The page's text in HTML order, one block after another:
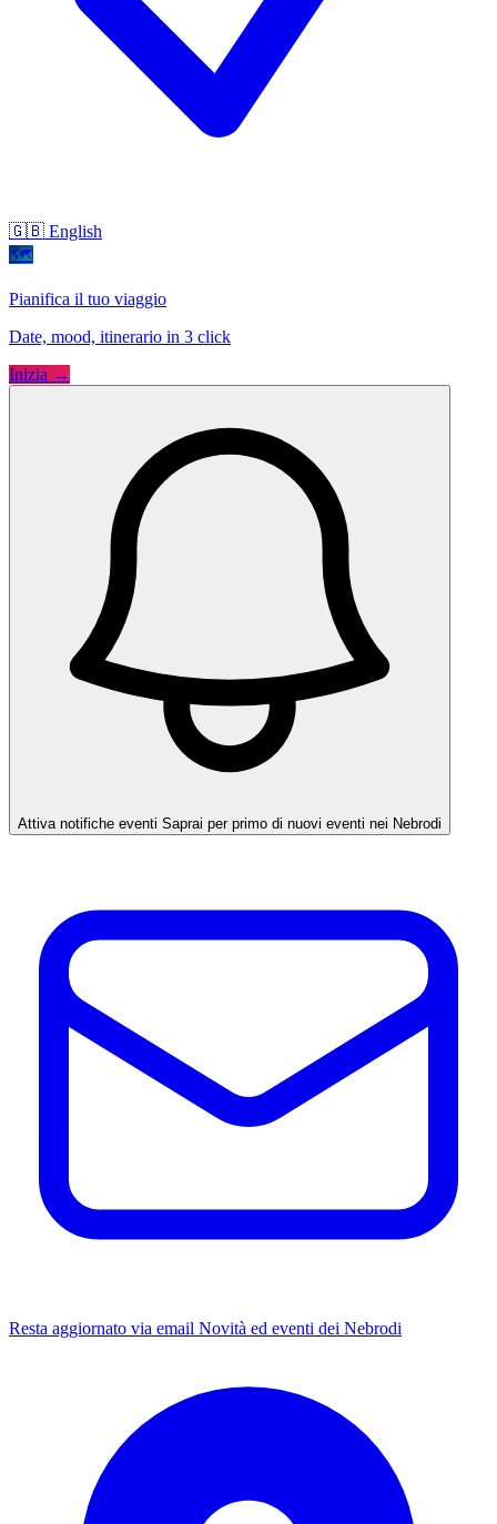
🇬🇧 English
🗺
Pianifica il tuo viaggio
Date, mood, itinerario in 3 click
Inizia →
Attiva notifiche eventi Saprai per primo di nuovi eventi nei Nebrodi
Resta aggiornato via email Novità ed eventi dei Nebrodi